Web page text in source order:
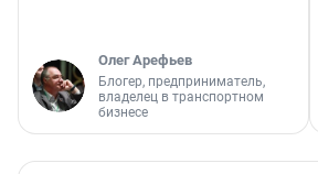
Олег Арефьев
Блогер, предприниматель,
владелец в транспортном
бизнесе